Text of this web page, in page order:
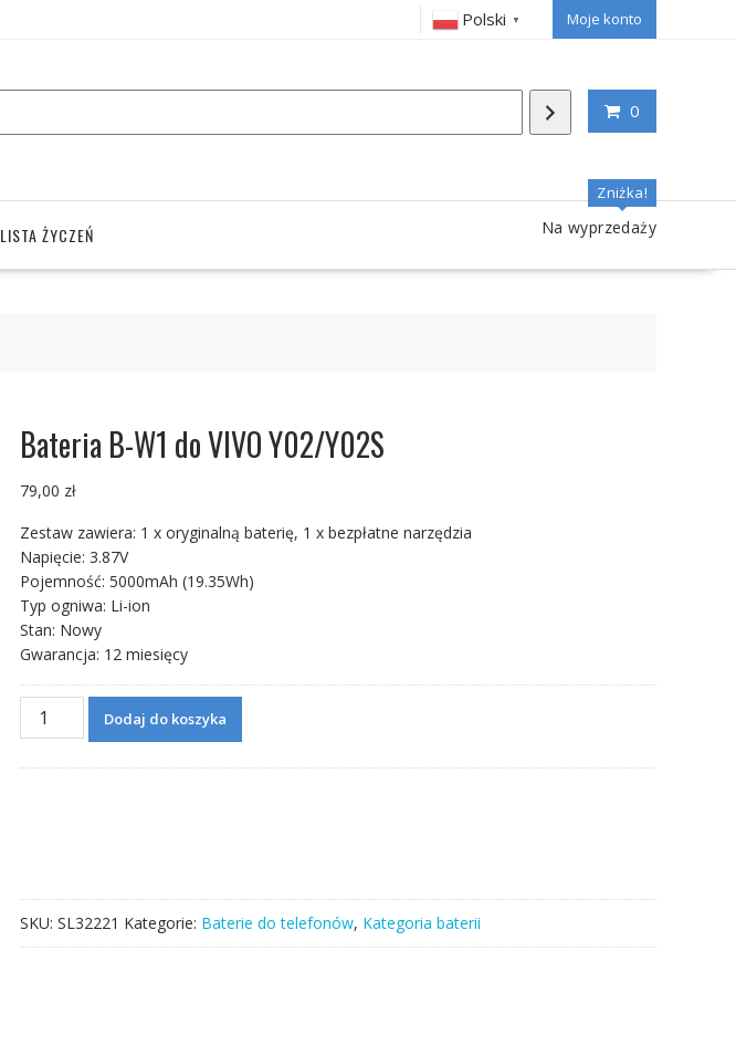
Polski ▼ Moje konto
0
LISTA ŻYCZEŃ
Zniżka!
Na wyprzedaży
Bateria B-W1 do VIVO Y02/Y02S
79,00 zł
Zestaw zawiera: 1 x oryginalną baterię, 1 x bezpłatne narzędzia
Napięcie: 3.87V
Pojemność: 5000mAh (19.35Wh)
Typ ogniwa: Li-ion
Stan: Nowy
Gwarancja: 12 miesięcy
ilość
Dodaj do koszyka
SKU: SL32221 Kategorie: Baterie do telefonów, Kategoria baterii